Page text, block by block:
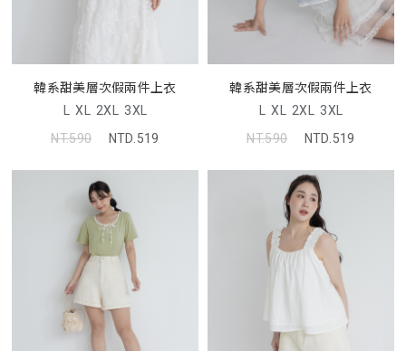
韓系甜美層次假兩件上衣
L XL 2XL 3XL
NT.590
NTD.519
韓系甜美層次假兩件上衣
L XL 2XL 3XL
NT.590
NTD.519